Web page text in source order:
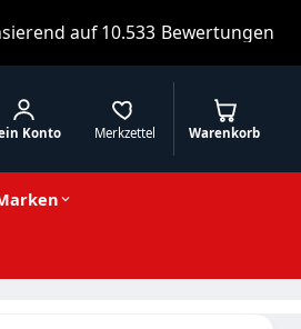
auf10.533 Bewertungen
Merkzettel
Konto Warenkorb
In den Warenkorb